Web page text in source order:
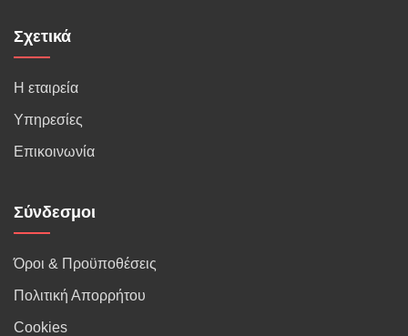
Σχετικά
Η εταιρεία
Υπηρεσίες
Επικοινωνία
Σύνδεσμοι
Όροι & Προϋποθέσεις
Πολιτική Απορρήτου
Cookies